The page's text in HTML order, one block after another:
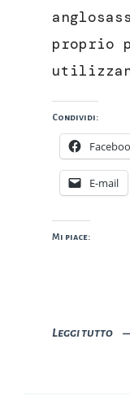
proprio
Condividi:
E-mail
Mi piace:
Leggi tutto